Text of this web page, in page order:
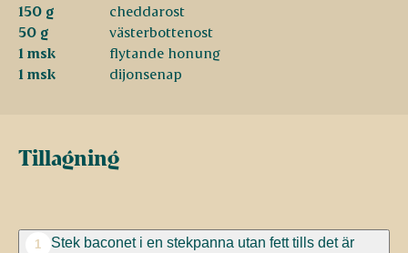
150 g
cheddarost
50 g
västerbottenost
1 msk
flytande honung
1 msk
dijonsenap
Tillagning
1
Stek baconet i en stekpanna utan fett tills det är